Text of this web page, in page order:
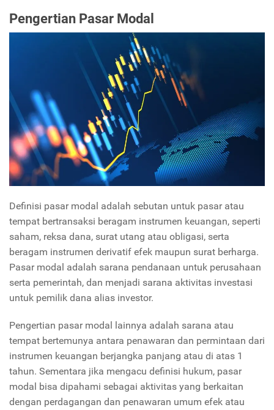
Pengertian Pasar Modal
Definisi pasar modal adalah sebutan untuk pasar atau
tempat bertransaksi beragam instrumen keuangan, seperti
saham, reksa dana, surat utang atau obligasi, serta
beragam instrumen derivatif efek maupun surat berharga.
Pasar modal adalah sarana pendanaan untuk perusahaan
serta pemerintah, dan menjadi sarana aktivitas investasi
untuk pemilik dana alias investor.
Pengertian pasar modal lainnya adalah sarana atau
tempat bertemunya antara penawaran dan permintaan dari
instrumen keuangan berjangka panjang atau di atas 1
tahun. Sementara jika mengacu definisi hukum, pasar
modal bisa dipahami sebagai aktivitas yang berkaitan
dengan perdagangan dan penawaran umum efek atau